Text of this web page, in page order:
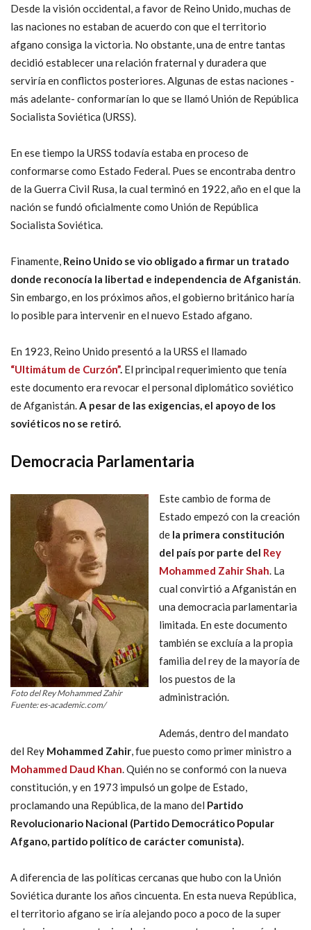
Desde la visión occidental, a favor de Reino Unido, muchas de
las naciones no estaban de acuerdo con que el territorio
afgano consiga la victoria. No obstante, una de entre tantas
decidió establecer una relación fraternal y duradera que
serviría en conflictos posteriores. Algunas de estas naciones -
más adelante- conformarían lo que se llamó Unión de República
Socialista Soviética (URSS).
En ese tiempo la URSS todavía estaba en proceso de
conformarse como Estado Federal. Pues se encontraba dentro
de la Guerra Civil Rusa, la cual terminó en 1922, año en el que la
nación se fundó oficialmente como Unión de República
Socialista Soviética.
Finamente, Reino Unido se vio obligado a firmar un tratado
donde reconocía la libertad e independencia de Afganistán
Sin embargo, en los próximos años, el gobierno británico haría
lo posible para intervenir en el nuevo Estado afgano.
En 1923, Reino Unido presentó a la URSS el llamado
“Ultimátum de Curzón”. El principal requerimiento que tenía
este documento era revocar el personal diplomático soviético
de Afganistán. A pesar de las exigencias, el apoyo de los
soviéticos no se retiró.
Democracia Parlamentaria
Foto del Rey Mohammed Zahir
Fuente: es-academic.com/
Este cambio de forma de
Estado empezó con la creación
de la primera constitución
del país por parte del Rey
Mohammed Zahir Shah . La
cual convirtió a Afganistán en
una democracia parlamentaria
limitada. En este documento
también se excluía a la propia
familia del rey de la mayoría de
los puestos de la
administración.
Además, dentro del mandato
del Rey Mohammed Zahir , fue puesto como primer ministro a
Mohammed Daud Khan . Quién no se conformó con la nueva
constitución, y en 1973 impulsó un golpe de Estado,
proclamando una República, de la mano del Partido
Revolucionario Nacional (Partido Democrático Popular
Afgano, partido político de carácter comunista).
A diferencia de las políticas cercanas que hubo con la Unión
Soviética durante los años cincuenta. En esta nueva República,
el territorio afgano se iría alejando poco a poco de la super